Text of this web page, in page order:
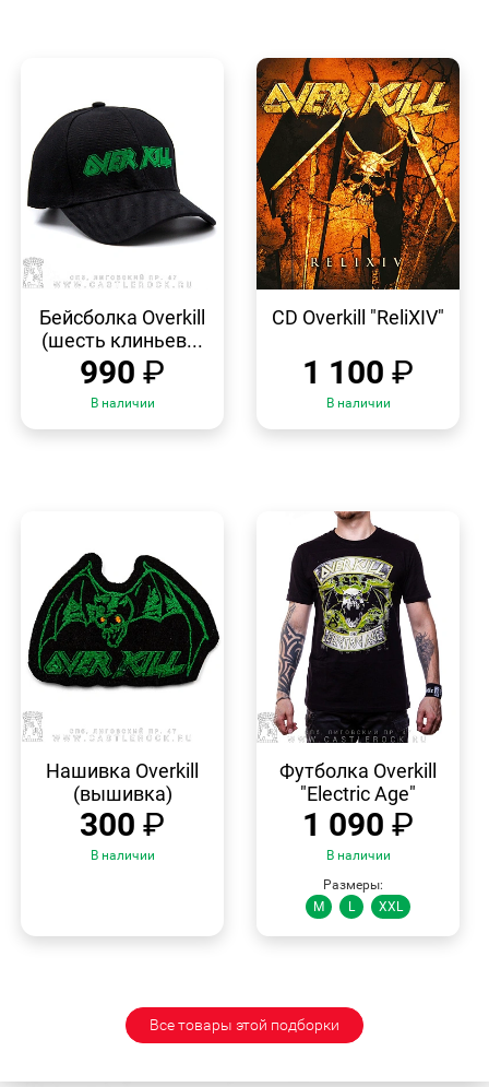
ПРОСМОТР
Бейсболка Overkill
(шесть клиньев...
990 ₽
В наличии
ПРОСМОТР
CD Overkill "ReliXIV"
1 100 ₽
В наличии
ПРОСМОТР
Нашивка Overkill
(вышивка)
300 ₽
В наличии
ПРОСМОТР
Футболка Overkill
"Electric Age"
1 090 ₽
В наличии
Размеры:
M
L XXL
Все товары этой подборки